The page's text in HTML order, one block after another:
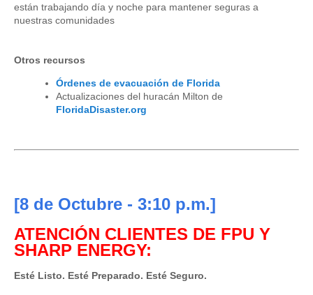
están trabajando día y noche para mantener seguras a
nuestras comunidades
Otros recursos
Órdenes de evacuación de Florida
Actualizaciones del huracán Milton de
FloridaDisaster.org
[8 de Octubre - 3:10 p.m.]
ATENCIÓN CLIENTES DE FPU Y
SHARP ENERGY:
Esté Listo. Esté Preparado. Esté Seguro.